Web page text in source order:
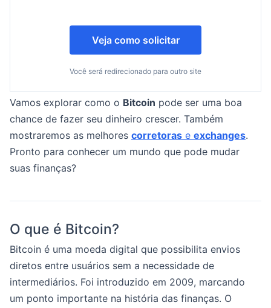
Veja como solicitar
Você será redirecionado para outro site
Vamos explorar como o Bitcoin pode ser uma boa
chance de fazer seu dinheiro crescer. Também
mostraremos as melhores corretoras e exchanges.
Pronto para conhecer um mundo que pode mudar
suas finanças?
O que é Bitcoin?
Bitcoin é uma moeda digital que possibilita envios
diretos entre usuários sem a necessidade de
intermediários. Foi introduzido em 2009, marcando
um ponto importante na história das finanças. O